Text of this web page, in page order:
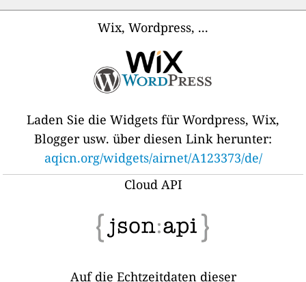
Wix, Wordpress, ...
Laden Sie die Widgets für Wordpress, Wix,
Blogger usw. über diesen Link herunter:
aqicn.org/widgets/airnet/A123373/de/
Cloud API
Auf die Echtzeitdaten dieser